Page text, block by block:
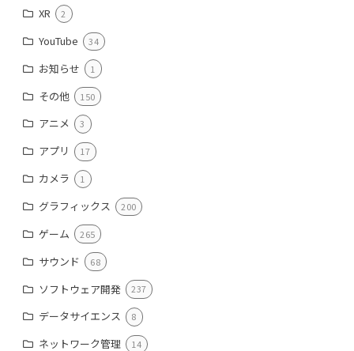
XR 2
YouTube 34
お知らせ 1
その他 150
アニメ 3
アプリ 17
カメラ 1
グラフィックス 200
ゲーム 265
サウンド 68
ソフトウェア開発 237
データサイエンス 8
ネットワーク管理 14